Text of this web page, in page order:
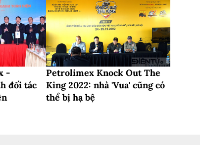
-
đối tác
Petrolimex Knock Out The
King 2022: nhà 'Vua' cũng có
thể bị hạ bệ